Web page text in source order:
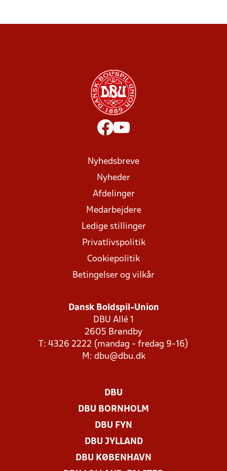
Nyhedsbreve
Nyheder
Afdelinger
Medarbejdere
Ledige stillinger
Privatlivspolitik
Cookiepolitik
Betingelser og vilkår
Dansk Boldspil-Union
DBU Allé 1
2605 Brøndby
T: 4326 2222 (mandag - fredag 9-16)
M: dbu@dbu.dk
DBU
DBU BORNHOLM
DBU FYN
DBU JYLLAND
DBU KØBENHAVN